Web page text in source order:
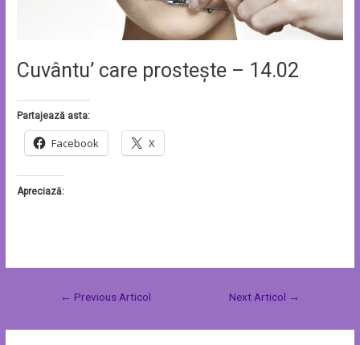
Cuvântu’ care prostește – 14.02
Partajează asta:
Facebook X
Apreciază:
← Previous Articol Next Articol →